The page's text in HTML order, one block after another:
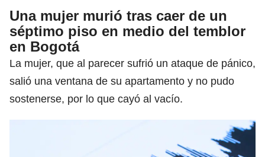
Una mujer murió tras caer de un
séptimo piso en medio del temblor
en Bogotá
La mujer, que al parecer sufrió un ataque de pánico,
salió una ventana de su apartamento y no pudo
sostenerse, por lo que cayó al vacío.